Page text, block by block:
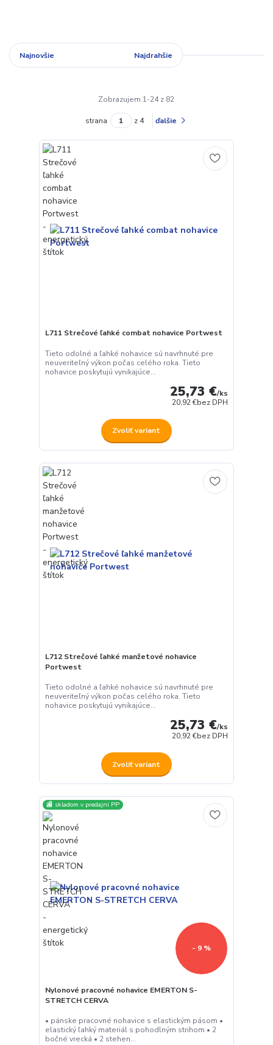
Najnovšie Najdrahšie
Zobrazujem 1-24 z 82
strana z 4 ďalšie
L711 Strečové ľahké combat nohavice Portwest
Tieto odolné a ľahké nohavice sú navrhnuté pre
neuveriteľný výkon počas celého roka. Tieto
nohavice poskytujú vynikajúce...
25,73 €/ks
20,92 €bez DPH
Zvoliť variant
L712 Strečové ľahké manžetové nohavice
Portwest
Tieto odolné a ľahké nohavice sú navrhnuté pre
neuveriteľný výkon počas celého roka. Tieto
nohavice poskytujú vynikajúce...
25,73 €/ks
20,92 €bez DPH
Zvoliť variant
🏬 skladom v predajni PP
- 9 %
Nylonové pracovné nohavice EMERTON S-
STRETCH CERVA
• pánske pracovné nohavice s elastickým pásom •
elastický ľahký materiál s pohodlným strihom • 2
bočné vrecká • 2 stehen...